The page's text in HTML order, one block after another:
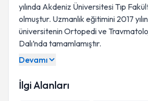
yılında Akdeniz Üniversitesi Tıp
olmuştur. Uzmanlık eğitimini 2017
üniversitenin Ortopedi ve
Dalı’nda tamamlamıştır.
Devamı
İlgi Alanları